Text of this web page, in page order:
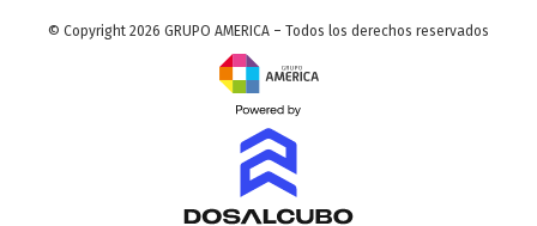
© Copyright 2026 GRUPO AMERICA – Todos los derechos reservados